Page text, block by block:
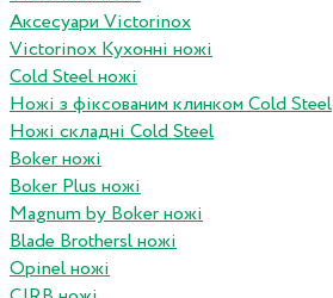
Аксесуари Victorinox
Victorinox Кухонні ножі
Cold Steel ножі
Ножі з фіксованим клинком Cold Steel
Ножі складні Cold Steel
Boker ножі
Boker Plus ножі
Magnum by Boker ножі
Blade Brothersl ножі
Opinel ножі